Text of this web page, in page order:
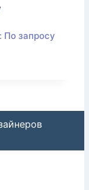
По запросу